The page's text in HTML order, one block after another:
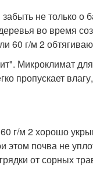
не только о
во время
60 г/м 2
Микроклимат
пропускает
г/м 2 хорошо
этом почва не
от сорных